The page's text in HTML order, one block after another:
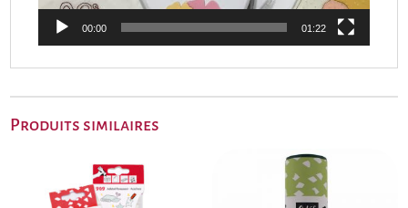
00:00 01:22
Produits similaires